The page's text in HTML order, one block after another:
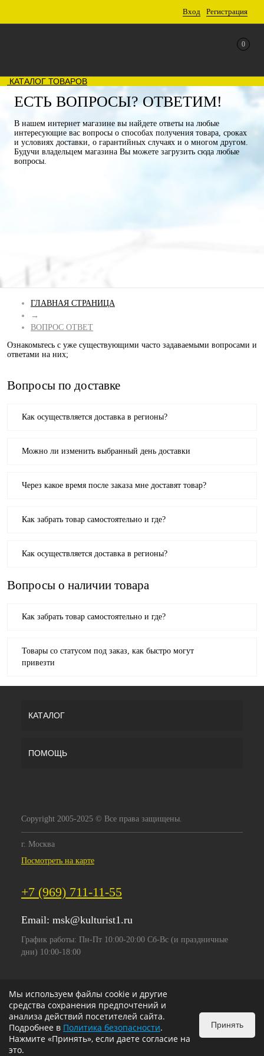
Вход Регистрация
0
КАТАЛОГ ТОВАРОВ
ЕСТЬ ВОПРОСЫ? ОТВЕТИМ!
В нашем интернет магазине вы найдете ответы на любые
интересующие вас вопросы о способах получения товара, сроках
и условиях доставки, о гарантийных случаях и о многом другом.
Будучи владельцем магазина Вы можете загрузить сюда любые
вопросы.
ГЛАВНАЯ СТРАНИЦА
→
ВОПРОС ОТВЕТ
Ознакомьтесь с уже существующими часто задаваемыми вопросами и
ответами на них;
Вопросы по доставке
Как осуществляется доставка в регионы?
Можно ли изменить выбранный день доставки
Через какое время после заказа мне доставят товар?
Как забрать товар самостоятельно и где?
Как осуществляется доставка в регионы?
Вопросы о наличии товара
Как забрать товар самостоятельно и где?
Товары со статусом под заказ, как быстро могут
привезти
КАТАЛОГ
ПОМОЩЬ
Copyright 2005-2025 © Все права защищены.
г. Москва
Посмотреть на карте
+7 (969) 711-11-55
Email: msk@kulturist1.ru
График работы: Пн-Пт 10:00-20:00 Сб-Вс (и праздничные
дни) 10:00-18:00
Мы используем файлы cookie и другие
средства сохранения предпочтений и
анализа действий посетителей сайта.
Подробнее в Политика безопасности.
Нажмите «Принять», если даете согласие на
это.
Принять